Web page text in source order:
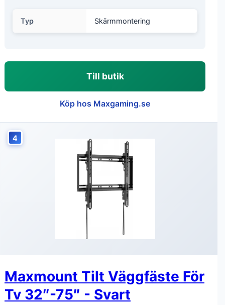
Typ Skärmmontering
Till butik
Köp hos Maxgaming.se
4
Maxmount Tilt Väggfäste För
Tv 32″-75″ - Svart